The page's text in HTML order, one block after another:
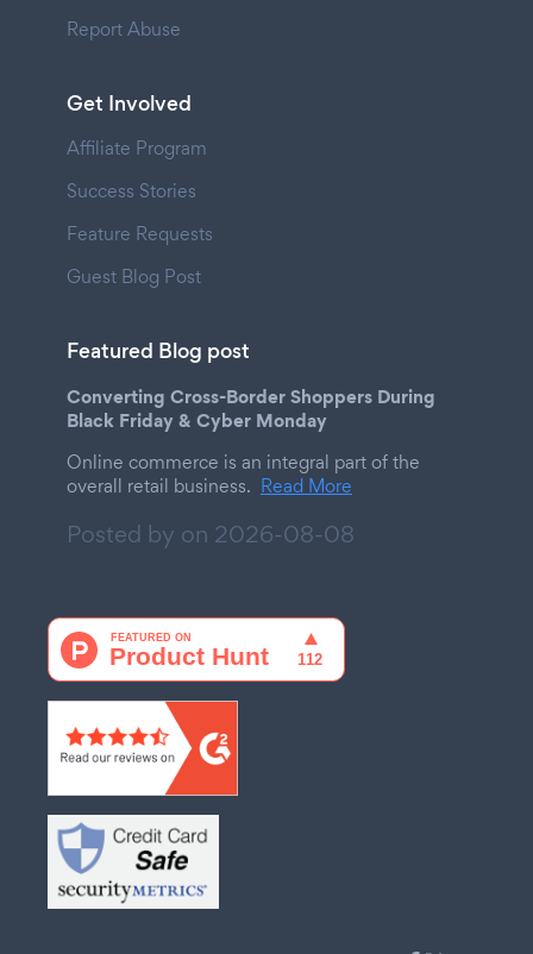
Report Abuse
Get Involved
Affiliate Program
Success Stories
Feature Requests
Guest Blog Post
Featured Blog post
Converting Cross-Border Shoppers During
Black Friday & Cyber Monday
Online commerce is an integral part of the
overall retail business. Read More
Posted by on 2026-08-08